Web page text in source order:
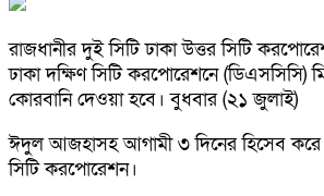
রাজধানীর দুই সিটি ঢাকা উত্তর সিটি
ঢাকা দক্ষিণ সিটি করপোরেশনে (ডিএসসিসি)
কোরবানি দেওয়া হবে। বুধবার (২১ জুলাই)
ঈদুল আজহাসহ আগামী ৩ দিনের হিসেব করে
সিটি করপোরেশন।